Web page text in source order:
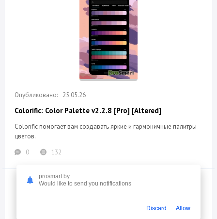
25.05.26
Colorific: Color Palette v2.2.8 [Pro] [Altered]
Colorific помогает вам создавать яркие и гармоничные палитры
цветов.
0
132
prosmart.by
Would like to send you notifications
Discard Allow